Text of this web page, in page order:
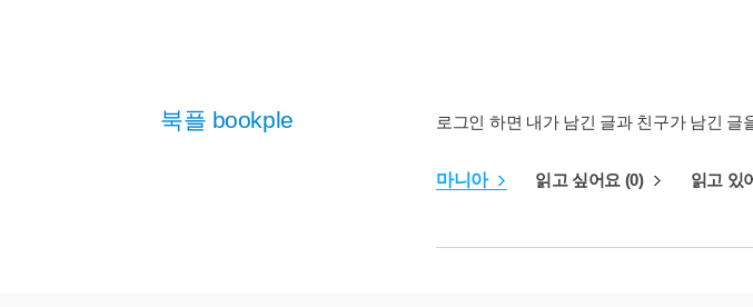
북플 bookple 로그인 하면 내가 남긴 글과 친구가 남긴 글
마니아 읽고 싶어요 (0) 읽고 있